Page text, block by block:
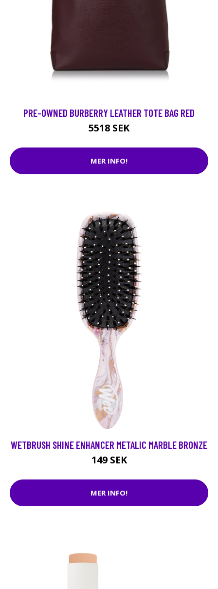
PRE-OWNED BURBERRY LEATHER TOTE BAG RED
5518 SEK
MER INFO!
WETBRUSH SHINE ENHANCER METALIC MARBLE BRONZE
149 SEK
MER INFO!